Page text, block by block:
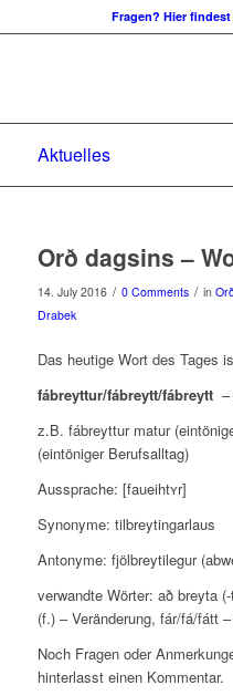
Fragen? Hier
Aktuelles
Orð dagsins –
14. July 2016 / 0 Comments / in
Drabek
Das heutige Wort des Tages
fábreyttur/fábreytt/fábreytt –
z.B. fábreyttur matur
(eintöniger Berufsalltag)
Aussprache: [faueihtʏr]
Synonyme: tilbreytingarlaus
Antonyme: fjölbreytilegur
verwandte Wörter: að breyta
(f.) – Veränderung, fár/fá/fátt
Noch Fragen oder
hinterlasst einen Kommentar.